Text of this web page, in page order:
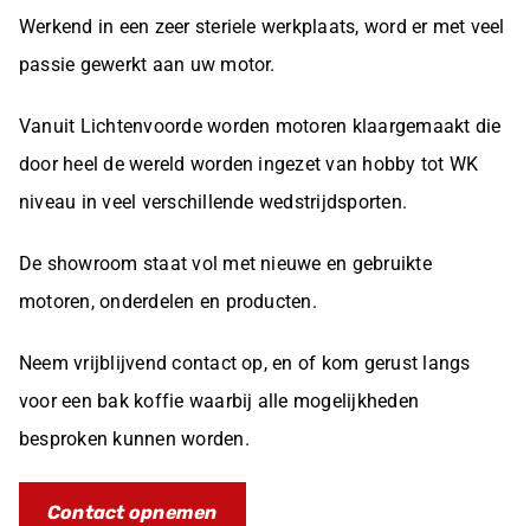
Werkend in een zeer steriele werkplaats, word er met veel
passie gewerkt aan uw motor.
Vanuit Lichtenvoorde worden motoren klaargemaakt die
door heel de wereld worden ingezet van hobby tot WK
niveau in veel verschillende wedstrijdsporten.
De showroom staat vol met nieuwe en gebruikte
motoren, onderdelen en producten.
Neem vrijblijvend contact op, en of kom gerust langs
voor een bak koffie waarbij alle mogelijkheden
besproken kunnen worden.
Contact opnemen